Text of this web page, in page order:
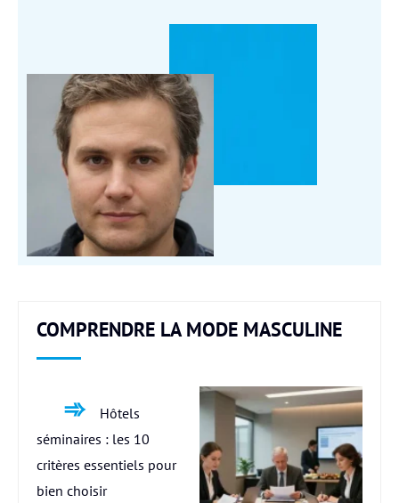
COMPRENDRE LA MODE MASCULINE
Hôtels
séminaires : les 10
critères essentiels pour
bien choisir